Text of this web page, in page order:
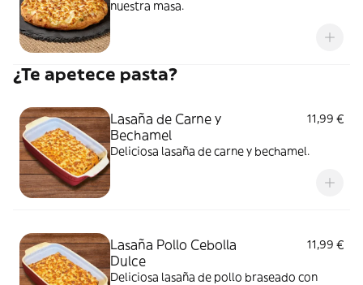
nuestra masa.
¿Te apetece pasta?
Lasaña de Carne y
Bechamel
11,99 €
Deliciosa lasaña de carne y bechamel.
Lasaña Pollo Cebolla
Dulce
11,99 €
Deliciosa lasaña de pollo braseado con